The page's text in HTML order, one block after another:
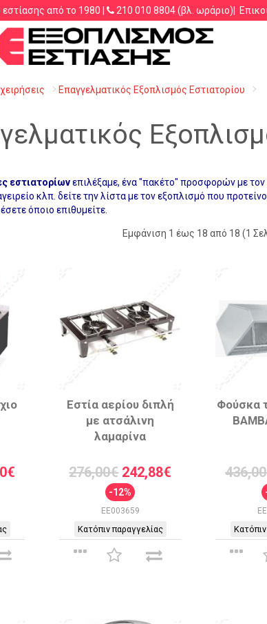
από το 1980 | 210 010 8804(βλ. ωράριο)|
Επαγγελματικός Εξοπλισμός Εστιατορίου
εστιατορίωνεπιλέξαμε, ένα "πακέτο" προσφορών με τον
κλπ. δείτε την λίστα με τον εξοπλισμό που
όποιο επιθυμείτε.
Εμφάνιση 1 έως 18 από 18 (1
Εστία αερίου διπλή
με ατσάλινη
λαμαρίνα
276,00€ 242,88€
-12%
EE003659
Κατόπιν παραγγελίας
Φούσκα